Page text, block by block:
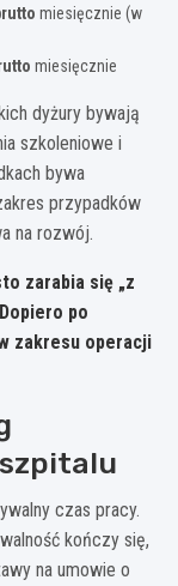
miesięcznie (w
miesięcznie
dyżury bywają
szkoleniowe i
bywa
przypadków
na rozwój.
zarabia się „z
po
zakresu operacji
czas pracy.
kończy się,
na umowie o